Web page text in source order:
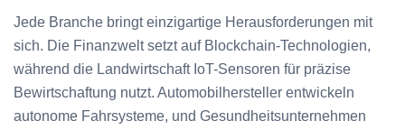
Jede Branche bringt einzigartige Herausforderungen mit
sich. Die Finanzwelt setzt auf Blockchain-Technologien,
während die Landwirtschaft IoT-Sensoren für präzise
Bewirtschaftung nutzt. Automobilhersteller entwickeln
autonome Fahrsysteme, und Gesundheitsunternehmen